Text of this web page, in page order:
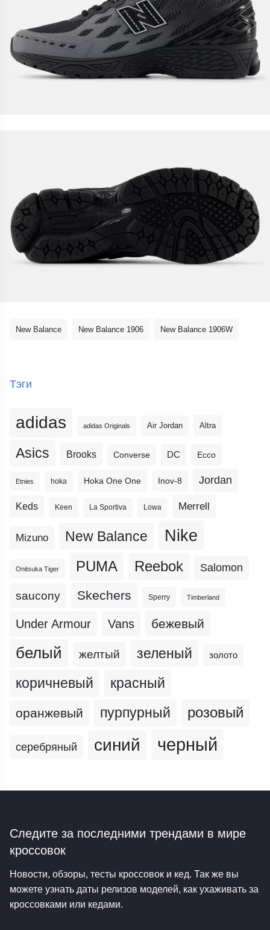
New Balance New Balance 1906 New Balance 1906W
Тэги
adidas adidas Originals Air Jordan Altra
Asics Brooks Converse DC Ecco
Etnies hoka Hoka One One Inov-8 Jordan
Keds Keen La Sportiva Lowa Merrell
Mizuno New Balance Nike
Onitsuka Tiger PUMA Reebok Salomon
saucony Skechers Sperry Timberland
Under Armour Vans бежевый
белый желтый зеленый золото
коричневый красный
оранжевый пурпурный розовый
серебряный синий черный
Следите за последними трендами в мире
кроссовок
Новости, обзоры, тесты кроссовок и кед. Так же вы
можете узнать даты релизов моделей, как ухаживать за
кроссовками или кедами.